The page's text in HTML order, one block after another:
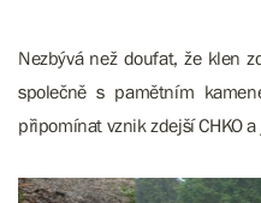
Nezbývá než doufat, že klen
společně s pamětním
připomínat vznik zdejší CHKO